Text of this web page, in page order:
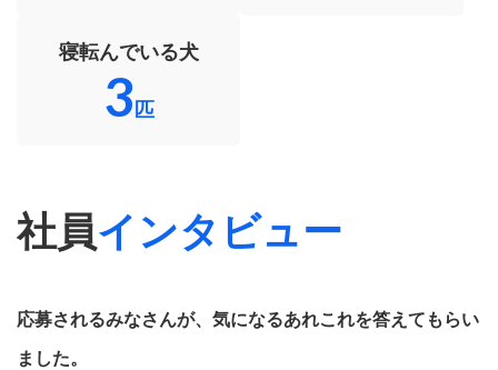
寝転んでいる犬
3匹
社員インタビュー
応募されるみなさんが、気になるあれこれを答えてもらい
ました。